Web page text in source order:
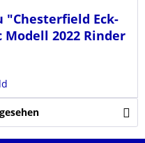
Eck-
Modell 2022 Rinder